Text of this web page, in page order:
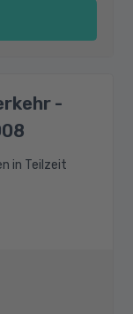
-
in Teilzeit